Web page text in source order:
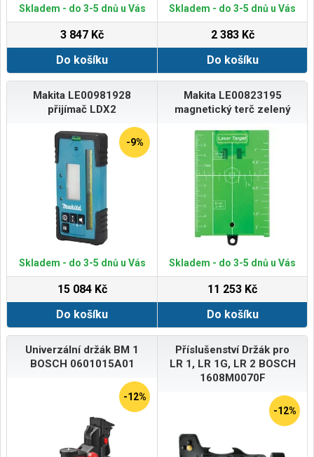
Skladem - do 3-5 dnů u Vás
3 847 Kč
Do košíku
Skladem - do 3-5 dnů u Vás
2 383 Kč
Do košíku
Makita LE00981928
přijímač LDX2
-9%
Skladem - do 3-5 dnů u Vás
15 084 Kč
Do košíku
Makita LE00823195
magnetický terč zelený
Skladem - do 3-5 dnů u Vás
11 253 Kč
Do košíku
Univerzální držák BM 1
BOSCH 0601015A01
-12%
Příslušenství Držák pro
LR 1, LR 1G, LR 2 BOSCH
1608M0070F
-12%